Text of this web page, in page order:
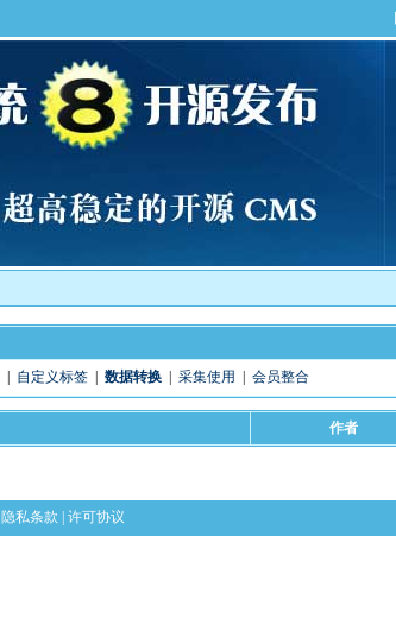
自定义标签| 数据转换| 采集使用 会员整合
作者
隐私条款 许可协议